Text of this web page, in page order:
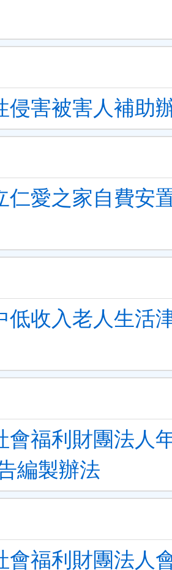
侵害被害人補助
仁愛之家自費安
低收入老人生活
會福利財團法人
編製辦法
會福利財團法人